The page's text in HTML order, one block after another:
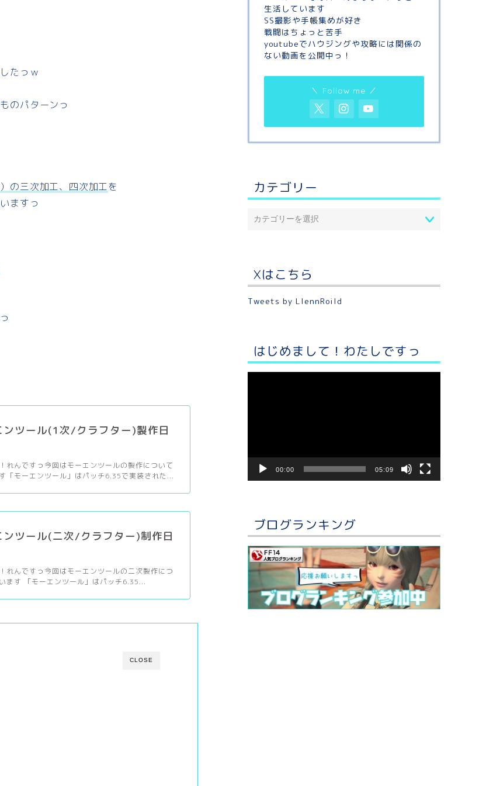
たっｗ
のパターンっ
の三次加工、四次加工を
ますっ
ンツール(1次/クラフター)製作日
れんですっ今回はモーエンツールの製作について
「モーエンツール」はパッチ6.35で実装された...
ンツール(二次/クラフター)制作日
れんですっ今回はモーエンツールの二次製作につ
ます 「モーエンツール」はパッチ6.35...
CLOSE
生活しています
SS撮影や手帳集めが好き
戦闘はちょっと苦手
youtubeでハウジングや攻略には関係の
ない動画を公開中っ！
＼ Follow me ／
カテゴリー
Xはこちら
Tweets by LlennRoild
はじめまして！わたしですっ
ー
00:00 05:09
ブログランキング